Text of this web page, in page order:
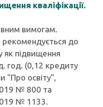
кваліфікації.
вимогам.
до
як підвищення
год. (0,12 кредиту
"Про освіту",
№ 800 та
№ 1133.